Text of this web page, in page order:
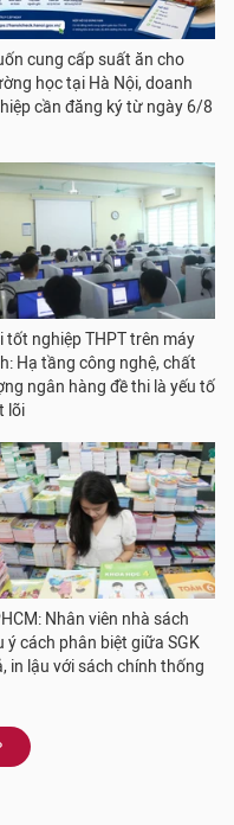
cung cấp suất ăn cho
học tại Hà Nội, doanh
cần đăng ký từ ngày 6/8
tốt nghiệp THPT trên máy
Hạ tầng công nghệ, chất
ngân hàng đề thi là yếu tố
lõi
Nhân viên nhà sách
ý cách phân biệt giữa SGK
in lậu với sách chính thống